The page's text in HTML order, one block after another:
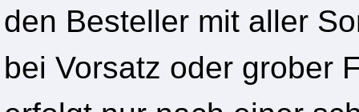
den Besteller mit aller
bei Vorsatz oder grober